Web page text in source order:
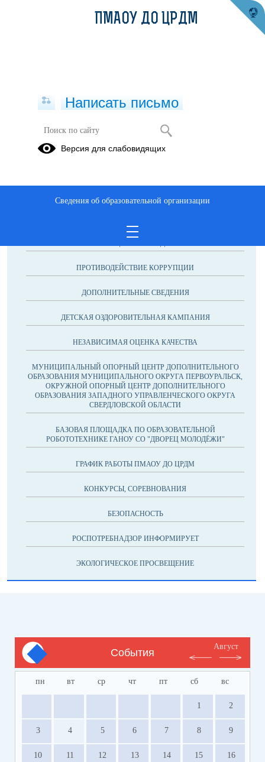
Всероссийский конкурс сочинений
2022 года
ПРОТИВОДЕЙСТВИЕ КОРРУПЦИИ
ДОПОЛНИТЕЛЬНЫЕ СВЕДЕНИЯ
ДЕТСКАЯ ОЗДОРОВИТЕЛЬНАЯ КАМПАНИЯ
НЕЗАВИСИМАЯ ОЦЕНКА КАЧЕСТВА
МУНИЦИПАЛЬНЫЙ ОПОРНЫЙ ЦЕНТР ДОПОЛНИТЕЛЬНОГО
ОБРАЗОВАНИЯ МУНИЦИПАЛЬНОГО ОКРУГА ПЕРВОУРАЛЬСК,
ОКРУЖНОЙ ОПОРНЫЙ ЦЕНТР ДОПОЛНИТЕЛЬНОГО
ОБРАЗОВАНИЯ ЗАПАДНОГО УПРАВЛЕНЧЕСКОГО ОКРУГА
СВЕРДЛОВСКОЙ ОБЛАСТИ
БАЗОВАЯ ПЛОЩАДКА ПО ОБРАЗОВАТЕЛЬНОЙ
РОБОТОТЕХНИКЕ ГАНОУ СО "ДВОРЕЦ МОЛОДЁЖИ"
ГРАФИК РАБОТЫ ПМАОУ ДО ЦРДМ
КОНКУРСЫ, СОРЕВНОВАНИЯ
БЕЗОПАСНОСТЬ
РОСПОТРЕБНАДЗОР ИНФОРМИРУЕТ
ЭКОЛОГИЧЕСКОЕ ПРОСВЕЩЕНИЕ
События
Август
пн вт ср чт пт сб вс
1 2
3 4 5 6 7 8 9
10 11 12 13 14 15 16
ПМАОУ ДО ЦРДМ
Написать письмо
Версия для слабовидящих
Сведения об образовательной организации